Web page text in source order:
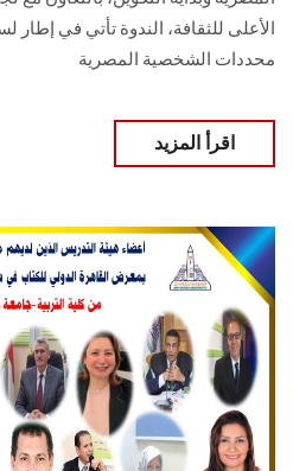
الأعلى للثقافة، الندوة تأتي في
محددات الشخصية المصرية
اقرأ المزيد